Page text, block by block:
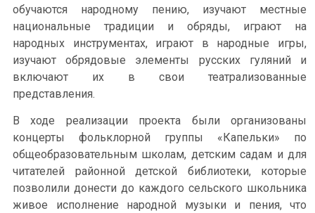
обучаются народному пению, изучают местные
национальные традиции и обряды, играют на
народных инструментах, играют в народные игры,
изучают обрядовые элементы русских гуляний и
включают их в свои театрализованные
представления.
В ходе реализации проекта были организованы
концерты фольклорной группы «Капельки» по
общеобразовательным школам, детским садам и для
читателей районной детской библиотеки, которые
позволили донести до каждого сельского школьника
живое исполнение народной музыки и пения, что